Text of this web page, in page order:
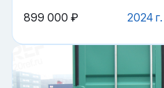
2024 г.
899 000 ₽